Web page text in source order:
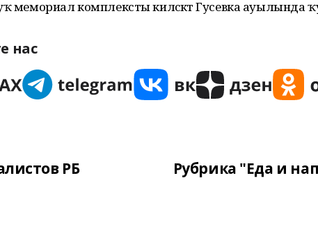
мемориал комплексты киләсәктә Гусевка ауылында
нас
РБ Рубрика "Еда и